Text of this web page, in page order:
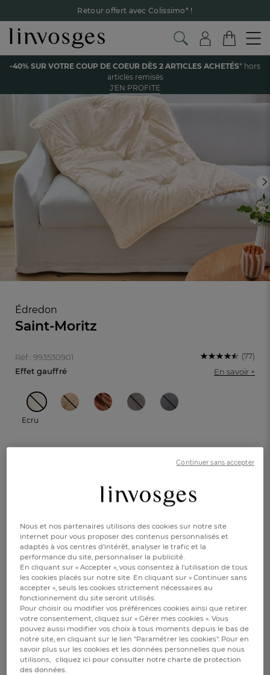
Retour offert avec Colissimo* !
Payez en 3x ou 4x sans frais avec Alma
Le parrainage Linvosges : offrez 15€, recevez 15€ !
Je
découvre
-40% sur votre coup de coeurdès 2 articles achetés !
J'en
profite
CH
-40% SUR VOTRE COUP DE COEUR DÈS 2 ARTICLES ACHETÉS* hors
articles remisés
J'EN PROFITE
Voir tous les produits de la catégorie
Édredon
Saint-Moritz
Réf : 993530901
Effet gauffré
(77)
En savoir +
Ecru
ALERTE DE RETOUR EN STOCK
RÉSERVER EN BOUTIQUE
DESCRIPTION
Nous et nos partenaires utilisons des cookies sur notre site
internet pour vous proposer des contenus personnalisés et
adaptés à vos centres d’intérêt, analyser le trafic et la
performance du site, personnaliser la publicité.
En cliquant sur « Accepter », vous consentez à l'utilisation de tous
les cookies placés sur notre site. En cliquant sur « Continuer sans
accepter », seuls les cookies strictement nécessaires au
fonctionnement du site seront utilisés.
Pour choisir ou modifier vos préférences cookies ainsi que retirer
votre consentement, cliquez sur « Gérer mes cookies ». Vous
pouvez aussi modifier vos choix à tous moments depuis le bas de
notre site, en cliquant sur le lien "Paramétrer les cookies". Pour en
savoir plus sur les cookies et les données personnelles que nous
utilisons, cliquez ici pour consulter notre charte de protection
des données.
Continuer sans accepter